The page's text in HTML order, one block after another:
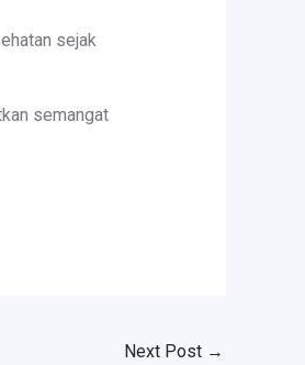
sejak
semangat
Next Post →